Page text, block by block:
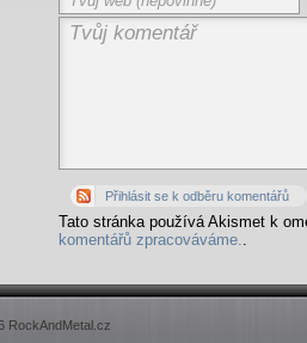
Přihlásit se k odběru komentářů
Tato stránka používá Akismet k
komentářů zpracováváme..
RockAndMetal.cz